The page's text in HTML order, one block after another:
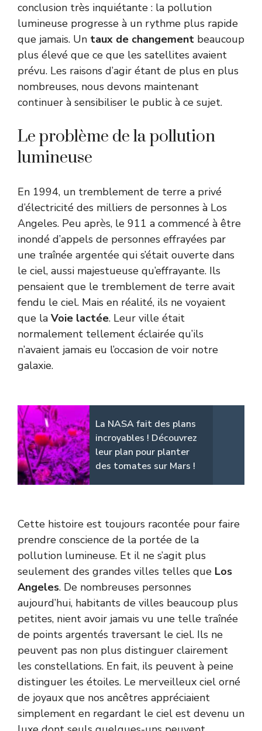
conclusion très inquiétante : la pollution
lumineuse progresse à un rythme plus rapide
que jamais. Un taux de changement beaucoup
plus élevé que ce que les satellites avaient
prévu. Les raisons d’agir étant de plus en plus
nombreuses, nous devons maintenant
continuer à sensibiliser le public à ce sujet.
Le problème de la pollution
lumineuse
En 1994, un tremblement de terre a privé
d’électricité des milliers de personnes à Los
Angeles. Peu après, le 911 a commencé à être
inondé d’appels de personnes effrayées par
une traînée argentée qui s’était ouverte dans
le ciel, aussi majestueuse qu’effrayante. Ils
pensaient que le tremblement de terre avait
fendu le ciel. Mais en réalité, ils ne voyaient
que la Voie lactée. Leur ville était
normalement tellement éclairée qu’ils
n’avaient jamais eu l’occasion de voir notre
galaxie.
La NASA fait des plans
incroyables ! Découvrez
leur plan pour planter
des tomates sur Mars !
Cette histoire est toujours racontée pour faire
prendre conscience de la portée de la
pollution lumineuse. Et il ne s’agit plus
seulement des grandes villes telles que Los
Angeles. De nombreuses personnes
aujourd’hui, habitants de villes beaucoup plus
petites, nient avoir jamais vu une telle traînée
de points argentés traversant le ciel. Ils ne
peuvent pas non plus distinguer clairement
les constellations. En fait, ils peuvent à peine
distinguer les étoiles. Le merveilleux ciel orné
de joyaux que nos ancêtres appréciaient
simplement en regardant le ciel est devenu un